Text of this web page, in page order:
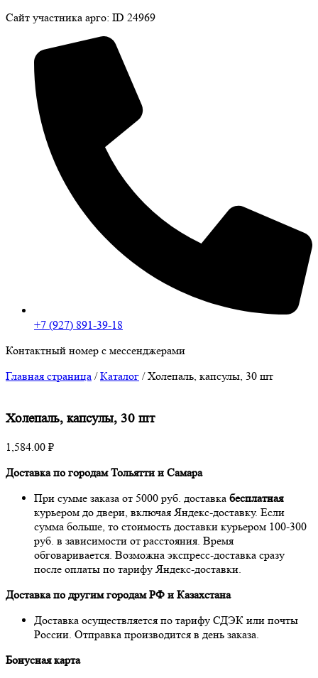
Сайт участника арго: ID 24969
+7 (927) 891-39-18
Контактный номер с мессенджерами
Главная страница /Каталог /Холепаль, капсулы, 30 шт
Холепаль, капсулы, 30 шт
1,584.00 ₽
Доставка по городам Тольятти и Самара
При сумме заказа от 5000 руб. доставка бесплатная
курьером до двери, включая Яндекс-доставку. Если
сумма больше, то стоимость доставки курьером 100-300
руб. в зависимости от расстояния. Время
обговаривается. Возможна экспресс-доставка сразу
после оплаты по тарифу Яндекс-доставки.
Доставка по другим городам РФ и Казахстана
Доставка осуществляется по тарифу СДЭК или почты
России. Отправка производится в день заказа.
Бонусная карта